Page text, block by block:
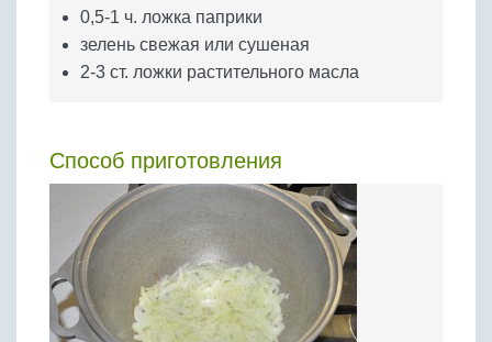
0,5-1 ч. ложка паприки
зелень свежая или сушеная
2-3 ст. ложки растительного масла
Способ приготовления